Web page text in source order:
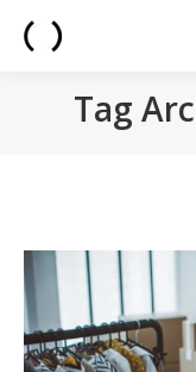
Tag